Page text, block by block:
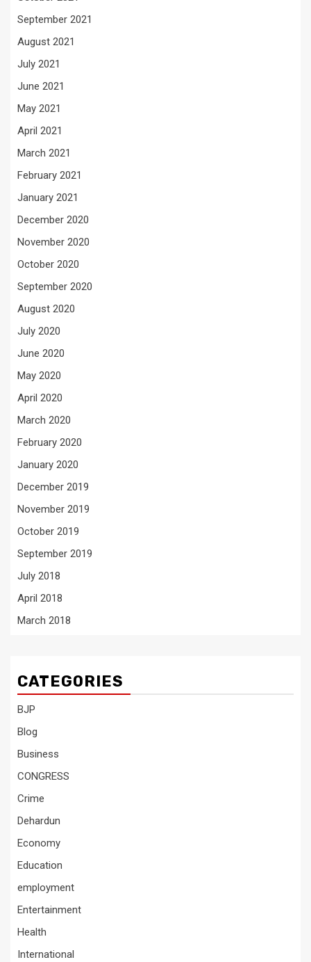
September 2021
August 2021
July 2021
June 2021
May 2021
April 2021
March 2021
February 2021
January 2021
December 2020
November 2020
October 2020
September 2020
August 2020
July 2020
June 2020
May 2020
April 2020
March 2020
February 2020
January 2020
December 2019
November 2019
October 2019
September 2019
July 2018
April 2018
March 2018
CATEGORIES
BJP
Blog
Business
CONGRESS
Crime
Dehardun
Economy
Education
employment
Entertainment
Health
International